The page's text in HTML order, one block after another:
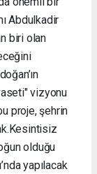
Abdulkadir
biri olan
vizyonu
proje, şehrin
​Kesintisiz
olduğu
yapılacak